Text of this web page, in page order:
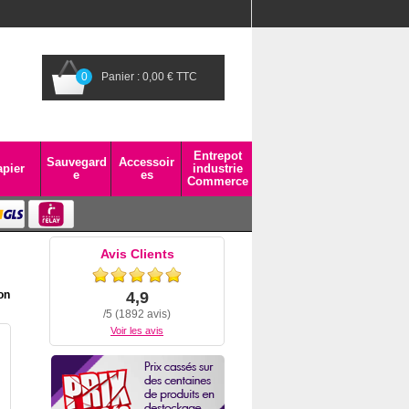
0 Panier : 0,00 € TTC
Sauvegard
e
Accessoir
es
Entrepot
industrie
Commerce
Avis Clients
4,9
/5 (1892 avis)
Voir les avis